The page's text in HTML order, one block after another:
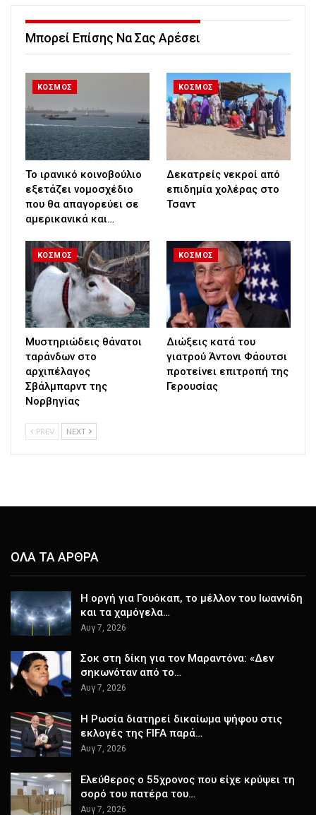
Μπορεί Επίσης Να Σας Αρέσει
ΚΟΣΜΟΣ
Το ιρανικό κοινοβούλιο
εξετάζει νομοσχέδιο
που θα απαγορεύει σε
αμερικανικά και…
ΚΟΣΜΟΣ
Δεκατρείς νεκροί από
επιδημία χολέρας στο
Τσαντ
ΚΟΣΜΟΣ
Μυστηριώδεις θάνατοι
ταράνδων στο
αρχιπέλαγος
Σβάλμπαρντ της
Νορβηγίας
ΚΟΣΜΟΣ
Διώξεις κατά του
γιατρού Άντονι Φάουτσι
προτείνει επιτροπή της
Γερουσίας
PREV NEXT
ΟΛΑ ΤΑ ΑΡΘΡΑ
Η οργή για Γουόκαπ, το μέλλον του Ιωαννίδη
και τα χαμόγελα…
Αυγ 7, 2026
Σοκ στη δίκη για τον Μαραντόνα: «Δεν
σηκωνόταν από το…
Αυγ 7, 2026
Η Ρωσία διατηρεί δικαίωμα ψήφου στις
εκλογές της FIFA παρά…
Αυγ 7, 2026
Ελεύθερος ο 55χρονος που είχε κρύψει τη
σορό του πατέρα του…
Αυγ 7, 2026